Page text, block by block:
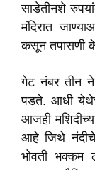
साडेतीनशे
मंदिरात
कसून तपासणी
गेट नंबर तीन ने
पडते. आधी येथेच
आजही
आहे जिथे नंदीचे
भोवती भक्कम